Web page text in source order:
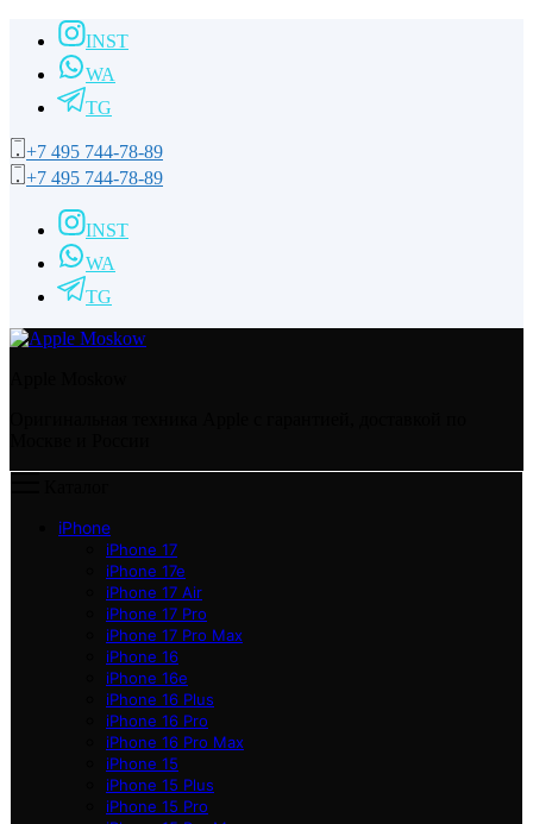
INST
WA
TG
+7 495 744-78-89
+7 495 744-78-89
INST
WA
TG
iPhone
iPhone 17
iPhone 17e
iPhone 17 Air
iPhone 17 Pro
iPhone 17 Pro Max
iPhone 16
iPhone 16e
iPhone 16 Plus
iPhone 16 Pro
iPhone 16 Pro Max
iPhone 15
iPhone 15 Plus
iPhone 15 Pro